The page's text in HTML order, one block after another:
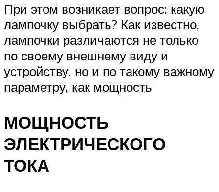
При этом возникает вопрос: какую
лампочку выбрать? Как известно,
лампочки различаются не только
по своему внешнему виду и
устройству, но и по такому важному
параметру, как мощность
МОЩНОСТЬ
ЭЛЕКТРИЧЕСКОГО
ТОКА